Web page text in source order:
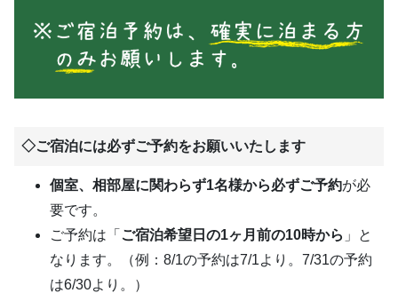
◇ご宿泊には必ずご予約をお願いいたします
個室、相部屋に関わらず1名様から必ずご予約が必
要です。
ご予約は「 ご宿泊希望日の1ヶ月前の10時から 」と
なります。（例：8/1の予約は7/1より。7/31の予約
は6/30より。）